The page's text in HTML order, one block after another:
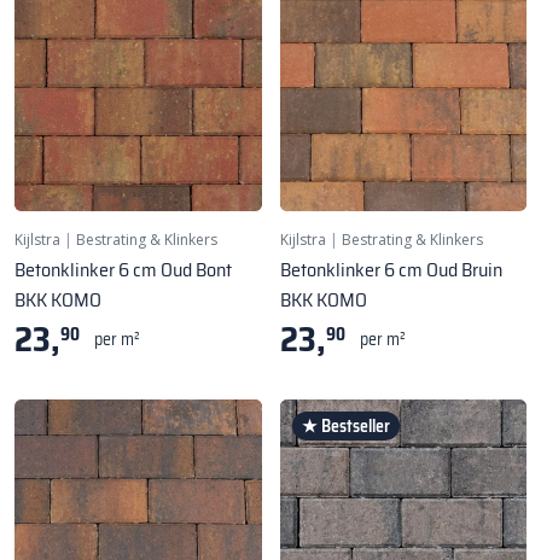
Kijlstra | Bestrating & Klinkers
Betonklinker 6 cm Oud Bont
BKK KOMO
23,90 per m²
Kijlstra | Bestrating & Klinkers
Betonklinker 6 cm Oud Bruin
BKK KOMO
23,90 per m²
★ Bestseller